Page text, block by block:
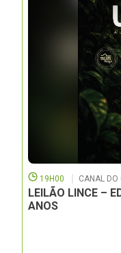
19H00 CANAL DO
LEILÃO LINCE –
ANOS